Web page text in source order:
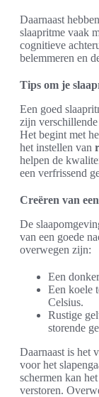
Daarnaast
slaapritme vaak
cognitieve
belemmeren en
Tips om je
Een goed
zijn
Het begint met
het instellen van
helpen de
een verfrissend
Creëren van
De
van een goede
overwegen zijn:
Een
Een koele
Celsius.
Rustige
storende
Daarnaast is het
voor het
schermen kan
verstoren.